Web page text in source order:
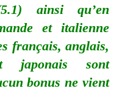
ainsi qu’en
et italienne
français, anglais,
japonais sont
bonus ne vient